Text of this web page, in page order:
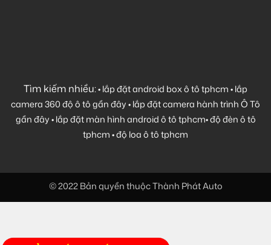
Tìm kiếm nhiều:•lắp đặt android box ô tô tphcm•lắp
camera 360 độ ô tô gần đây•lắp đặt camera hành trình Ô Tô
gần đây•lắp đặt màn hình android ô tô tphcm•độ đèn ô tô
tphcm•độ loa ô tô tphcm
© 2022 Bản quyền thuộc Thành Phát Auto